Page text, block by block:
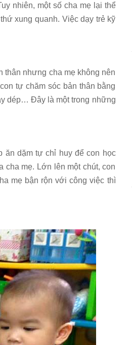
nhiên, một số cha mẹ lại thể
xung quanh. Việc dạy trẻ kỹ
thân nhưng cha mẹ không nên
tự chăm sóc bản thân bằng
dép… Đây là một trong những
ăn dặm tự chỉ huy để con học
cha mẹ. Lớn lên một chút, con
mẹ bận rộn với công việc thì